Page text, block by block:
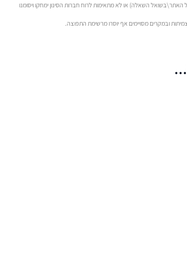
האתר\בשואל השאלה) או לא מתאימות לרוח חברות הסינון ימחקו ויסומנו
ובמקרים מסויימים אף יוסרו מרשימת התפוצה.